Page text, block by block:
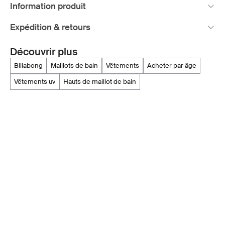
Information produit
Expédition & retours
Découvrir plus
billabong maillots de bain vêtements
acheter par âge
vêtements uv
hauts de maillot de bain